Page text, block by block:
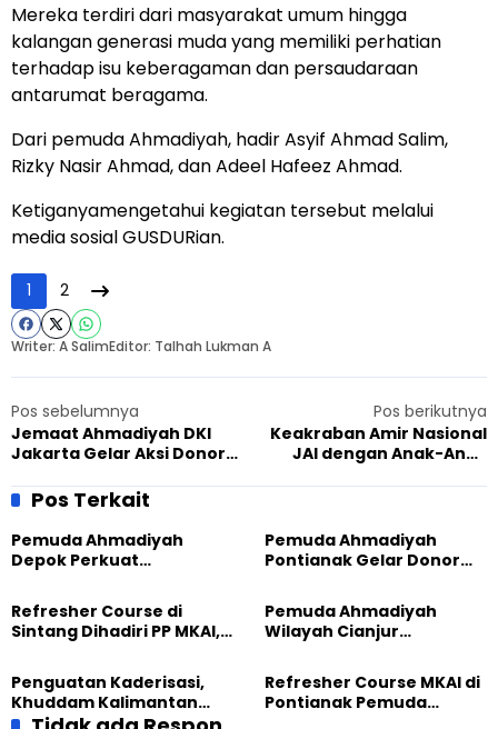
Mereka terdiri dari masyarakat umum hingga
kalangan generasi muda yang memiliki perhatian
terhadap isu keberagaman dan persaudaraan
antarumat beragama.
Dari pemuda Ahmadiyah, hadir Asyif Ahmad Salim,
Rizky Nasir Ahmad, dan Adeel Hafeez Ahmad.
Ketiganyamengetahui kegiatan tersebut melalui
media sosial GUSDURian.
1 2
Writer: A SalimEditor: Talhah Lukman A
Pos sebelumnya
Jemaat Ahmadiyah DKI
Jakarta Gelar Aksi Donor
Gratis
Pos berikutnya
Keakraban Amir Nasional
JAI dengan Anak-Anak
Cianjur
Pos Terkait
Pemuda Ahmadiyah
Depok Perkuat
Pendakian Gunung
Ciremai
Pemuda Ahmadiyah
Pontianak Gelar Donor
Refresher Course di
Sintang Dihadiri PP MKAI,
Pemuda Ahmadiyah
Wilayah Cianjur
Tingkatkan
Pengkhidmatan
Penguatan Kaderisasi,
Khuddam Kalimantan
Tengah Ikuti Refresher
Refresher Course MKAI di
Pontianak Pemuda